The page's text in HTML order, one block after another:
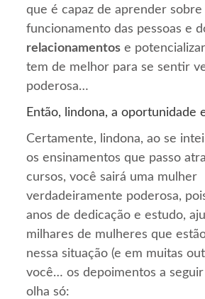
que é capaz de aprender sobre
funcionamento das pessoas e
relacionamentos e
tem de melhor para se sentir
poderosa…
Então, lindona, a oportunidade
Certamente, lindona, ao se
os ensinamentos que passo
cursos, você sairá uma mulher
verdadeiramente poderosa,
anos de dedicação e estudo,
milhares de mulheres que
nessa situação (e em muitas
você… os depoimentos a
olha só: